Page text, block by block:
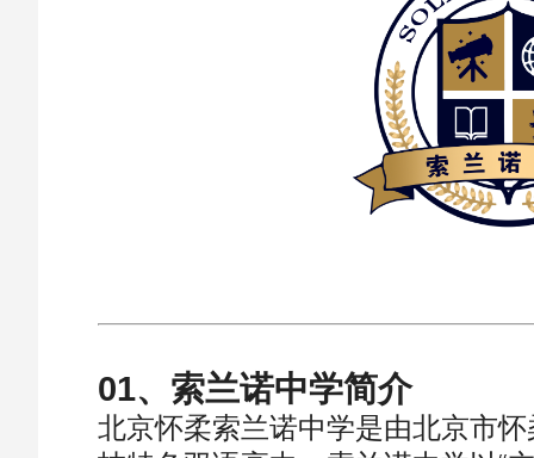
01、索兰诺中学简介
北京怀柔索兰诺中学是由北京市